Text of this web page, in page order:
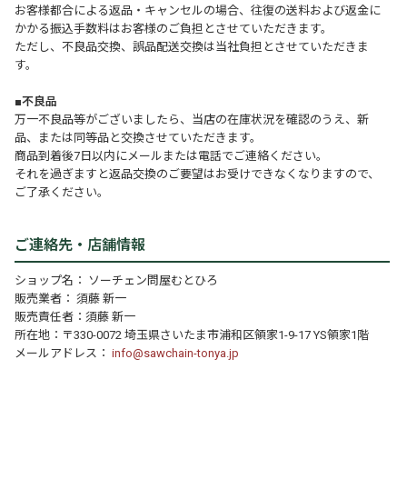
お客様都合による返品・キャンセルの場合、往復の送料および返金に
かかる振込手数料はお客様のご負担とさせていただきます。
ただし、不良品交換、誤品配送交換は当社負担とさせていただきま
す。
■不良品
万一不良品等がございましたら、当店の在庫状況を確認のうえ、新
品、または同等品と交換させていただきます。
商品到着後7日以内にメールまたは電話でご連絡ください。
それを過ぎますと返品交換のご要望はお受けできなくなりますので、
ご了承ください。
ご連絡先・店舗情報
ショップ名： ソーチェン問屋むとひろ
販売業者： 須藤 新一
販売責任者：須藤 新一
所在地：〒330-0072 埼玉県さいたま市浦和区領家1-9-17 YS領家1階
メールアドレス：info@sawchain-tonya.jp